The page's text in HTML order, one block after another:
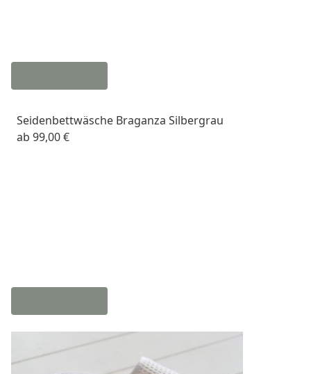
Seidenbettwäsche Braganza Silbergrau
ab 99,00 €